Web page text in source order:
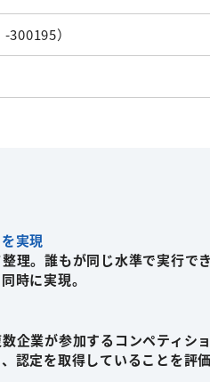
）
実現
理。誰もが同じ水準で実行で
時に実現。
企業が参加するコンペティシ
認定を取得していることを評